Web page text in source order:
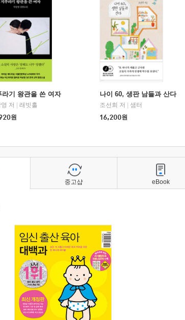
라기 왕관을 쓴 여자
저
래빗홀
원
나이 60, 생판 남들과 산다
조선희 저
샘터
16,200원
중고샵 eBook